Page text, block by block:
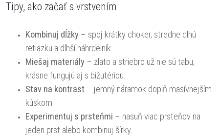
Tipy, ako začať s vrstvením
Kombinuj dĺžky – spoj krátky choker, stredne dlhú
retiazku a dlhší náhrdelník.
Miešaj materiály – zlato a striebro už nie sú tabu,
krásne fungujú aj s bižutériou.
Stav na kontrast – jemný náramok doplň masívnejším
kúskom.
Experimentuj s prsteňmi – nasuň viac prsteňov na
jeden prst alebo kombinuj šírky.